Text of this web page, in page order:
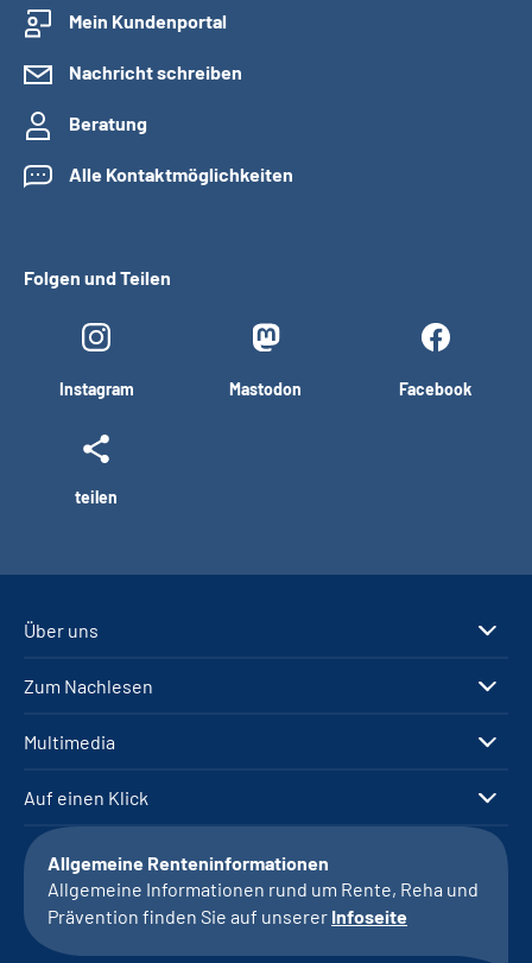
Mein Kundenportal
Nachricht schreiben
Beratung
Alle Kontaktmöglichkeiten
Folgen und Teilen
Instagram Mastodon Facebook
teilen
Über uns
Zum Nachlesen
Multimedia
Auf einen Klick
Allgemeine Renteninformationen
Allgemeine Informationen rund um Rente, Reha und
Prävention finden Sie auf unserer Infoseite